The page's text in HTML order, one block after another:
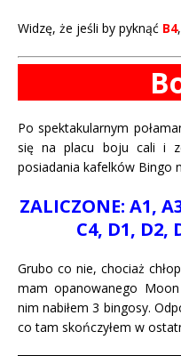
Widzę, że jeśli by pyknąć B4
Po spektakularnym
się na placu boju cali i
posiadania kafelków Bingo
ZALICZONE: A1,
C4, D1, D2,
Grubo co nie, chociaż
mam opanowanego
nim nabiłem 3 bingosy.
co tam skończyłem w